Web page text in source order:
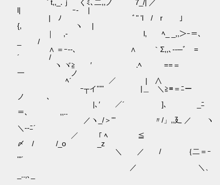
ﾞt,,_.ｊ くﾐ､二,,ノ 7_/| ／
l| ｰ- |
| ﾉ ﾞ" 'l / r ｣
{, ヽ |
｜ ゝ,‐ l, ﾍ_ _,,＞ｰ＝､
_ /
∧ ＝ｰ--､ ∧ ｀Σ,,､-‐─ﾞゝ=
´ /
ヽ ヾ≧ ′ .ﾍ ==＝
一 ノ
ﾍ´ ／ | ∧
ゝｰ┬イ'''" |＿ ＼≧≡＝ﾆー
ノ ､
|､′ ／´ ]､￣ _ﾆ
＝､ ,,..
／ヽ_/＞'" 〃/」,,廴 ／ ヽ
＼-‐ﾆ´
／ 「 ﾍ ≦
〆 / /_ο _z
＼ ／ / ｛二＝ｰ
'"´
／ ＼、
_..,､_